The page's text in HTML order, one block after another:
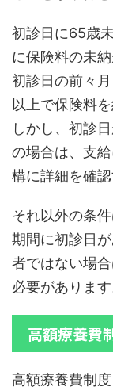
初診日に65歳
に保険料の未納
初診日の前々
以上で保険料
しかし、初診
の場合は、支
構に詳細を確
それ以外の条
期間に初診日
者ではない場
必要があります
高額療養費
高額療養費制